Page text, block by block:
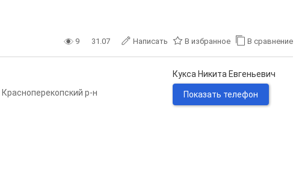
9 31.07 Написать В избранное В сравнение
Красноперекопский р-н
Кукса Никита Евгеньевич
Показать телефон